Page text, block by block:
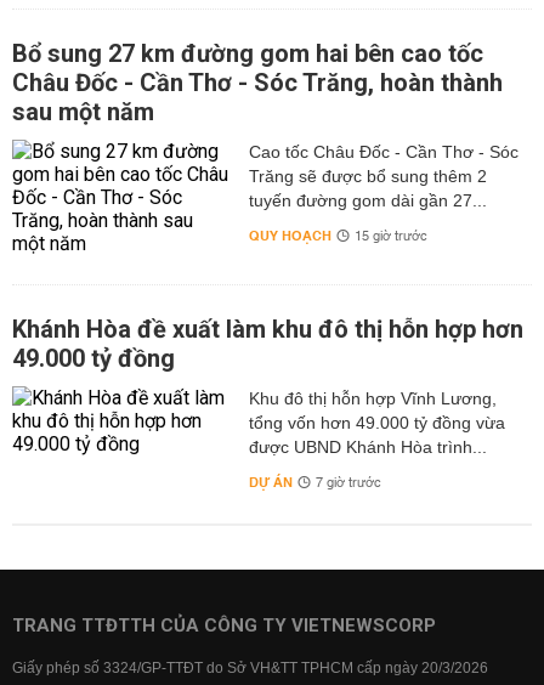
Bổ sung 27 km đường gom hai bên cao tốc
Châu Đốc - Cần Thơ - Sóc Trăng, hoàn thành
sau một năm
Cao tốc Châu Đốc - Cần Thơ - Sóc
Trăng sẽ được bổ sung thêm 2
tuyến đường gom dài gần 27...
QUY HOẠCH 15 giờ trước
Khánh Hòa đề xuất làm khu đô thị hỗn hợp hơn
49.000 tỷ đồng
Khu đô thị hỗn hợp Vĩnh Lương,
tổng vốn hơn 49.000 tỷ đồng vừa
được UBND Khánh Hòa trình...
DỰ ÁN 7 giờ trước
TRANG TTĐTTH CỦA CÔNG TY VIETNEWSCORP
Giấy phép số 3324/GP-TTĐT do Sở VH&TT TPHCM cấp ngày 20/3/2026